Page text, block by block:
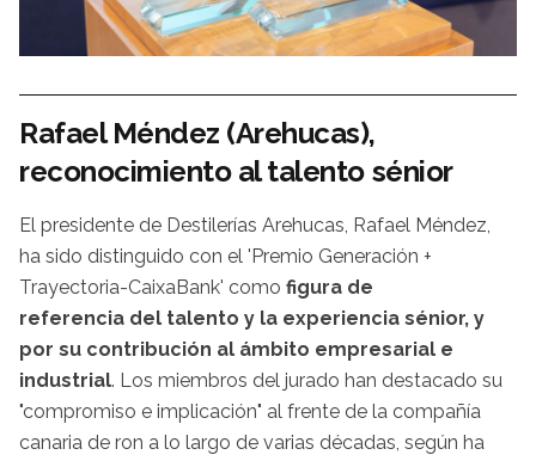
Rafael Méndez (Arehucas),
reconocimiento al talento sénior
El presidente de Destilerías Arehucas, Rafael Méndez,
ha sido distinguido con el 'Premio Generación +
Trayectoria-CaixaBank' como figura de
referencia del talento y la experiencia sénior, y
por su contribución al ámbito empresarial e
industrial. Los miembros del jurado han destacado su
"compromiso e implicación" al frente de la compañía
canaria de ron a lo largo de varias décadas, según ha